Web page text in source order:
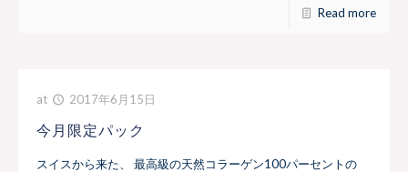
Read more
at 2017年6月15日
今月限定パック
スイスから来た、 最高級の天然コラーゲン100パーセントの